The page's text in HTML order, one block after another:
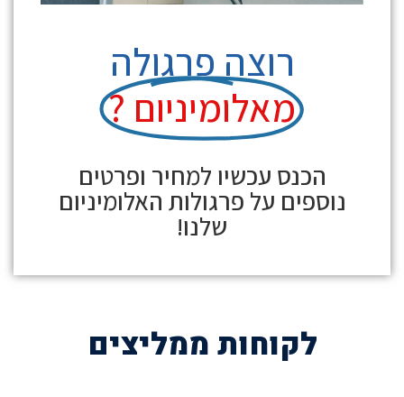
רוצה פרגולה
מאלומיניום ?
הכנס עכשיו למחיר ופרטים
נוספים על פרגולות האלומיניום
שלנו!
לקוחות ממליצים